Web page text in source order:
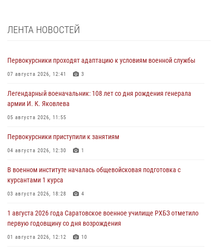
ЛЕНТА НОВОСТЕЙ
Первокурсники проходят адаптацию к условиям военной службы
07 августа 2026, 12:41 3
Легендарный военачальник: 108 лет со дня рождения генерала
армии И. К. Яковлева
05 августа 2026, 11:55
Первокурсники приступили к занятиям
04 августа 2026, 12:30 1
В военном институте началась общевойсковая подготовка с
курсантами 1 курса
03 августа 2026, 18:28 4
1 августа 2026 года Саратовское военное училище РХБЗ отметило
первую годовщину со дня возрождения
01 августа 2026, 12:12 10